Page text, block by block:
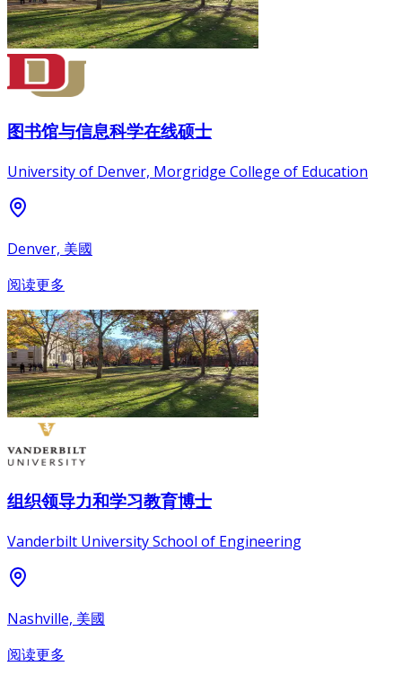
图书馆与信息科学在线硕士
University of Denver, Morgridge College of Education
Denver, 美國
阅读更多
组织领导力和学习教育博士
Vanderbilt University School of Engineering
Nashville, 美國
阅读更多